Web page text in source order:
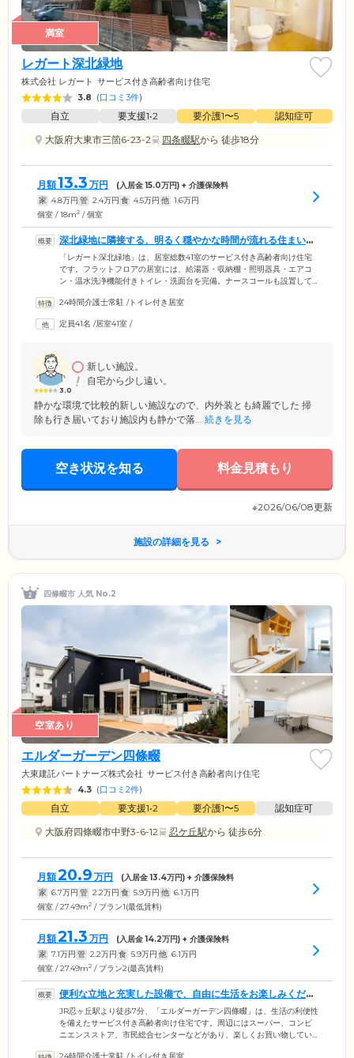
満室
レガート深北緑地
株式会社 レガート サービス付き高齢者向け住宅
3.8 (口コミ3件)
自立 要支援1•2 要介護1〜5
認知症可
大阪府大東市三箇6-23-2
四条畷駅から 徒歩18分
月額13.3 万円 (入居金15.0万円) + 介護保険料
家 4.8万円 管 2.4万円 食 4.5万円 他 1.6万円
個室 / 18m2 / 個室
深北緑地に隣接する、明るく穏やかな時間が流れる住まいで
す
「レガート深北緑地」は、居室総数41室のサービス付き高齢者向け住宅
です。フラットフロアの居室には、給湯器・収納棚・照明器具・エアコ
ン・温水洗浄機能付きトイレ・洗面台を完備。ナースコールも設置して
で過ごせます。また、自然豊かな寝屋川・深北緑地に隣接しているた
を満喫できるロケーションも魅力。おひとりではもちろん、ご家族様来
利用いただけます。
24時間介護士常駐 /トイレ付き居室
定員41名 /居室41室 /
3.0
新しい施設。
自宅から少し遠い。
静かな環境で比較的新しい施設なので、内外装とも綺麗でした 掃
除も行き届いており施設内も静かで落... 続きを見る
空き状況を知る 料金見積もり
※2026/06/08更新
施設の詳細を見る
四條畷市 人気 No.2
空室あり
エルダーガーデン四條畷
大東建託パートナーズ株式会社 サービス付き高齢者向け住宅
4.3 (口コミ2件)
自立 要支援1•2 要介護1〜5
認知症可
大阪府四條畷市中野3-6-12
忍ケ丘駅から 徒歩6分
月額20.9 万円 (入居金13.4万円) + 介護保険料
家 6.7万円 管 2.2万円 食 5.9万円 他 6.1万円
個室 / 27.49m2 / プラン1(最低賃料)
月額21.3 万円 (入居金14.2万円) + 介護保険料
家 7.1万円 管 2.2万円 食 5.9万円 他 6.1万円
個室 / 27.49m2 / プラン2(最高賃料)
便利な立地と充実した設備で、自由に生活をお楽しみくださ
い
JR忍ヶ丘駅より徒歩7分、「エルダーガーデン四條畷」は、生活の利便性
を備えたサービス付き高齢者向け住宅です。周辺にはスーパー、コンビ
ニエンスストア、市民総合センターなどがあり、楽しくお買い物してい